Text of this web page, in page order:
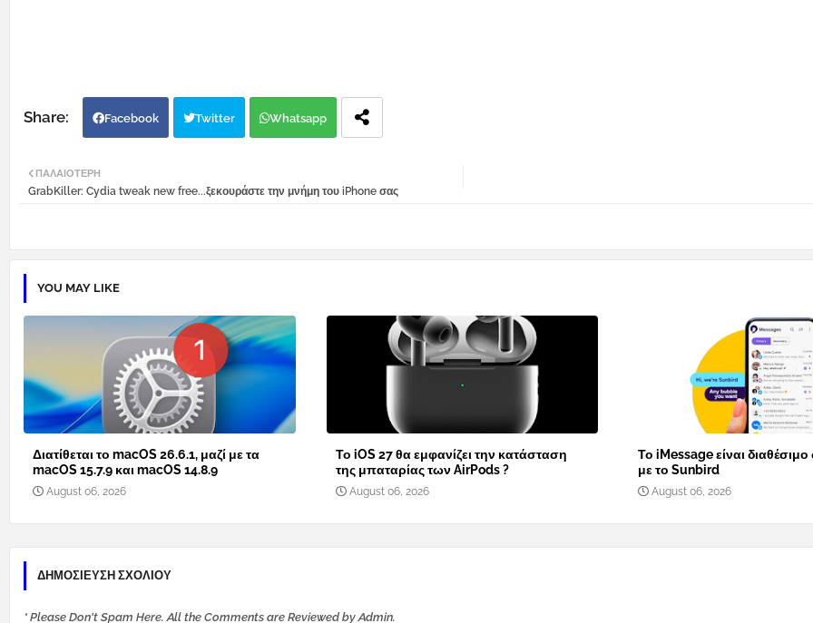
Facebook Twitter Whatsapp
ΠΑΛΑΙΌΤΕΡΗ
GrabKiller: Cydia tweak new free...ξεκουράστε την μνήμη του iPhone σας
YOU MAY LIKE
Διατίθεται το macOS 26.6.1, μαζί με τα
macOS 15.7.9 και macOS 14.8.9
August 06, 2026
Το iOS 27 θα εμφανίζει την κατάσταση
της μπαταρίας των AirPods ?
August 06, 2026
Το iMessage είναι
με το Sunbird
August 06, 2026
ΔΗΜΟΣΊΕΥΣΗ ΣΧΟΛΊΟΥ
* Please Don't Spam Here. All the Comments are Reviewed by Admin.